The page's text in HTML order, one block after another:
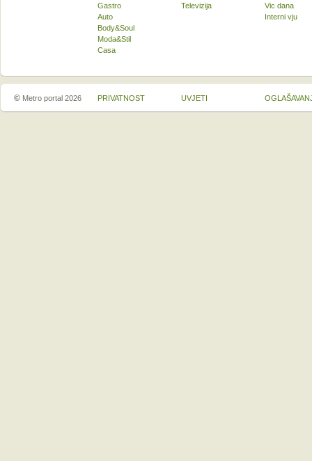
Gastro
Auto
Body&Soul
Moda&Stil
Casa
Televizija
Vic dana
Interni vju
© Metro portal 2026 PRIVATNOST UVJETI